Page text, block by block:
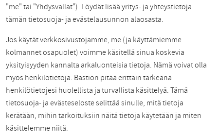
"me" tai "Yhdysvallat"). Löydät lisää yritys- ja yhteystietoja
tämän tietosuoja- ja evästelausunnon alaosasta.
Jos käytät verkkosivustojamme, me (ja käyttämiemme
kolmannet osapuolet) voimme käsitellä sinua koskevia
yksityisyyden kannalta arkaluonteisia tietoja. Nämä voivat olla
myös henkilötietoja. Bastion pitää erittäin tärkeänä
henkilötietojesi huolellista ja turvallista käsittelyä. Tämä
tietosuoja- ja evästeseloste selittää sinulle, mitä tietoja
kerätään, mihin tarkoituksiin näitä tietoja käytetään ja miten
käsittelemme niitä.